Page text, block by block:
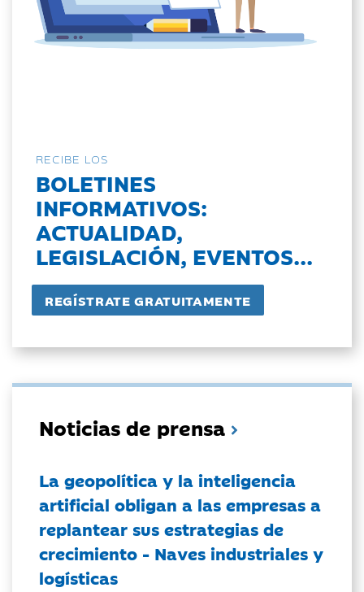
RECIBE LOS
BOLETINES
INFORMATIVOS:
ACTUALIDAD,
LEGISLACIÓN, EVENTOS...
Noticias de prensa
La geopolítica y la inteligencia
artificial obligan a las empresas a
replantear sus estrategias de
crecimiento - Naves industriales y
logísticas